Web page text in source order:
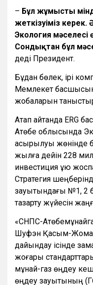
– Бұл жұмысты
жеткізуіміз
Экология мәселесі
Сондықтан бұл
деді Президент.
Бұдан бөлек, ірі
Мемлекет
жобаларын
Атап айтқанда ERG
Ақтөбе облысында
асырылуы жөнінде
жылға дейін 228
инвестиция құю
Стратегия
зауытындағы №1, 2
тазарту жүйесін
«СНПС-
Шуфэн Қасым-
дайындау ісінде
жоғары
мұнай-газ өңдеу
өңдеу зауытының